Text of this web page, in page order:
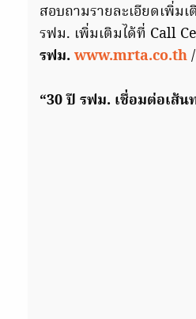
สอบถามรายละเอียดเพิ่ม
รฟม. เพิ่มเติมได้ที่ Call
รฟม. www.mrta.co.th/
“30 ปี รฟม. เชื่อมต่อเส้